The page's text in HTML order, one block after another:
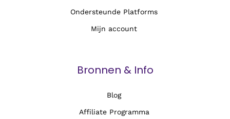
Ondersteunde Platforms
Mijn account
Bronnen & Info
Blog
Affiliate Programma